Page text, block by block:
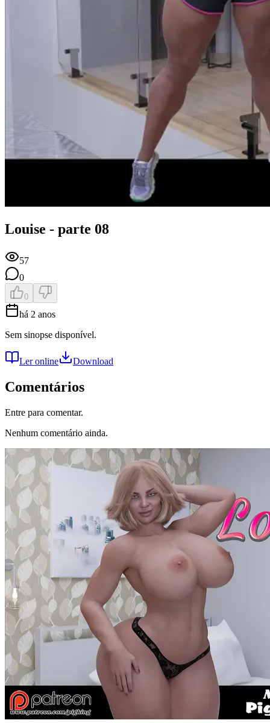
Louise - parte 08
57
0
0
há 2 anos
Sem sinopse disponível.
Ler online Download
Comentários
Entre para comentar.
Nenhum comentário ainda.